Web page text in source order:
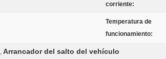
corriente:
Temperatura de
funcionamiento:
, Arrancador del salto del vehículo